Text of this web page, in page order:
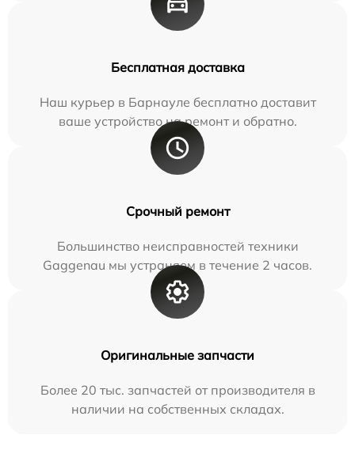
Бесплатная доставка
Наш курьер в Барнауле бесплатно доставит
ваше устройство на ремонт и обратно.
Срочный ремонт
Большинство неисправностей техники
Gaggenau мы устраняем в течение 2 часов.
Оригинальные запчасти
Более 20 тыс. запчастей от производителя в
наличии на собственных складах.